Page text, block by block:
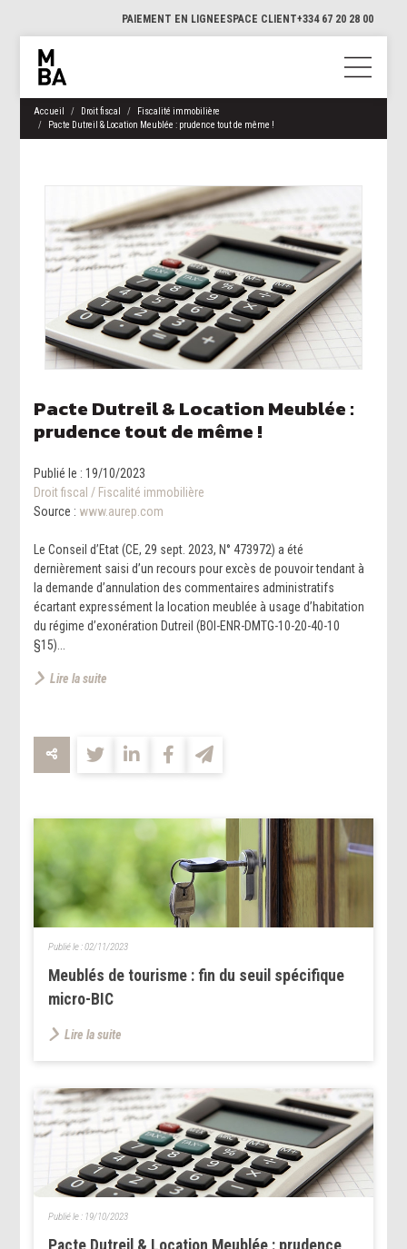
PAIEMENT EN LIGNEESPACE CLIENT+334 67 20 28 00
Accueil Droit fiscal
Fiscalité immobilière
Pacte Dutreil & Location Meublée : prudence tout de même !
Pacte Dutreil & Location Meublée :
prudence tout de même !
Publié le :19/10/2023
Droit fiscal / Fiscalité immobilière
Source : www.aurep.com
Le Conseil d’Etat (CE, 29 sept. 2023, N° 473972) a été
dernièrement saisi d’un recours pour excès de pouvoir tendant à
la demande d’annulation des commentaires administratifs
écartant expressément la location meublée à usage d’habitation
du régime d’exonération Dutreil (BOI-ENR-DMTG-10-20-40-10
§15)...
Lire la suite
Meublés de tourisme : fin du seuil spécifique
micro-BIC
Publié le :02/11/2023
Lire la suite
Pacte Dutreil & Location Meublée : prudence
Publié le : 19/10/2023